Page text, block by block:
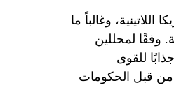
وغالباً ما
وفقًا لمحللين
للقوى
من قبل الحكومات